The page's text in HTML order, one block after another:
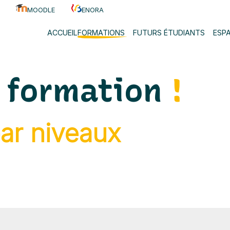
Adultes
MOODLE ENORA
ACCUEILFORMATIONS FUTURS ÉTUDIANTS
!
niveaux